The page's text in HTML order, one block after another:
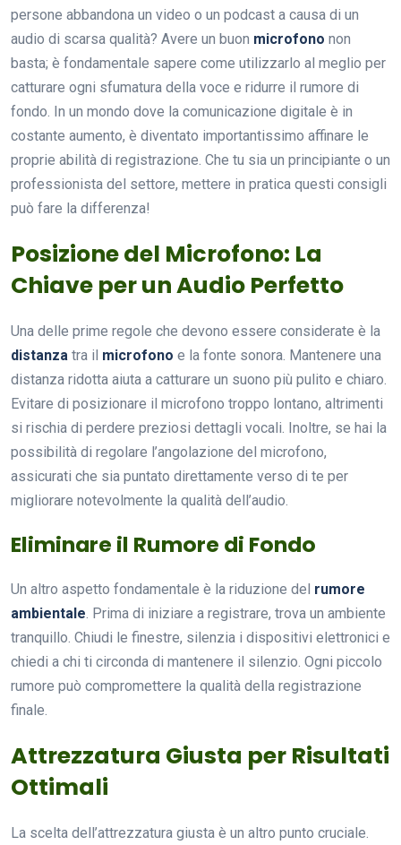
persone abbandona un video o un podcast a causa di un
audio di scarsa qualità? Avere un buon microfono non
basta; è fondamentale sapere come utilizzarlo al meglio per
catturare ogni sfumatura della voce e ridurre il rumore di
fondo. In un mondo dove la comunicazione digitale è in
costante aumento, è diventato importantissimo affinare le
proprie abilità di registrazione. Che tu sia un principiante o un
professionista del settore, mettere in pratica questi consigli
può fare la differenza!
Posizione del Microfono: La
Chiave per un Audio Perfetto
Una delle prime regole che devono essere considerate è la
distanza tra il microfono e la fonte sonora. Mantenere una
distanza ridotta aiuta a catturare un suono più pulito e chiaro.
Evitare di posizionare il microfono troppo lontano, altrimenti
si rischia di perdere preziosi dettagli vocali. Inoltre, se hai la
possibilità di regolare l’angolazione del microfono,
assicurati che sia puntato direttamente verso di te per
migliorare notevolmente la qualità dell’audio.
Eliminare il Rumore di Fondo
Un altro aspetto fondamentale è la riduzione del rumore
ambientale. Prima di iniziare a registrare, trova un ambiente
tranquillo. Chiudi le finestre, silenzia i dispositivi elettronici e
chiedi a chi ti circonda di mantenere il silenzio. Ogni piccolo
rumore può compromettere la qualità della registrazione
finale.
Attrezzatura Giusta per Risultati
Ottimali
La scelta dell’attrezzatura giusta è un altro punto cruciale.